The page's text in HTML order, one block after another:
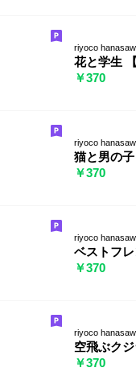
riyoco
花と学生
￥370
riyoco
猫と男の子
￥370
riyoco
ベストフレ
￥370
riyoco
空飛ぶクジ
￥370